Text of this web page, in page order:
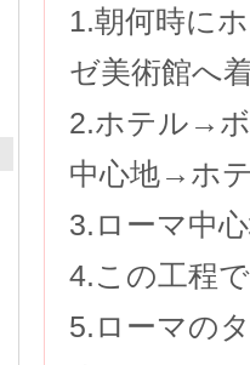
1.朝何時に
ゼ美術館へ
2.ホテル→
中心地→ホ
3.ローマ中
4.この工程
5.ローマの